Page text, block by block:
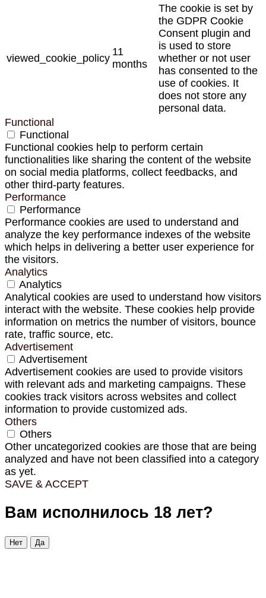
viewed_cookie_policy
11
months
The cookie is set by
the GDPR Cookie
Consent plugin and
is used to store
whether or not user
has consented to the
use of cookies. It
does not store any
personal data.
Functional
Functional
Functional cookies help to perform certain
functionalities like sharing the content of the website
on social media platforms, collect feedbacks, and
other third-party features.
Performance
Performance
Performance cookies are used to understand and
analyze the key performance indexes of the website
which helps in delivering a better user experience for
the visitors.
Analytics
Analytics
Analytical cookies are used to understand how visitors
interact with the website. These cookies help provide
information on metrics the number of visitors, bounce
rate, traffic source, etc.
Advertisement
Advertisement
Advertisement cookies are used to provide visitors
with relevant ads and marketing campaigns. These
cookies track visitors across websites and collect
information to provide customized ads.
Others
Others
Other uncategorized cookies are those that are being
analyzed and have not been classified into a category
as yet.
SAVE & ACCEPT
Вам исполнилось 18 лет?
Нет Да